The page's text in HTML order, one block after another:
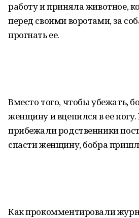
работу и приняла животное,
перед своими воротами, за
прогнать ее.
Вместо того, чтобы убежать,
женщину и вцепился в ее
прибежали родственники
спасти женщину, бобра
Как прокомментировали